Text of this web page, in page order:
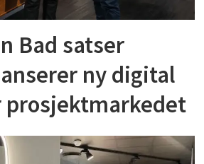
Bad satser
ny digital
prosjektmarkedet